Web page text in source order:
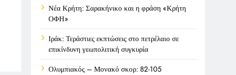
Νέα Κρήτη: Σαρακήνικο και η φράση «Κρήτη
ΟΦΗ»
Ιράκ: Τεράστιες εκπτώσεις στο πετρέλαιο σε
επικίνδυνη γεωπολιτική συγκυρία
Ολυμπιακός – Μονακό σκορ: 82-105